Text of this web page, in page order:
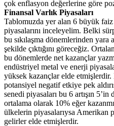
çok enflasyon değerlerine göre
Finansal Varlık Piyasaları
Tablomuzda yer alan 6 büyük faiz
piyasalarını inceleyelim. Belki
bu sıkılaşma dönemlerinden
şekilde çıktığını göreceğiz.
bu dönemlerde net kazançlar
endüstriyel metal ve enerji
yüksek kazançlar elde etmişlerdir.
potansiyel negatif etkiye pek
senedi piyasaları bu 6 artışın 5’in
ortalama olarak 10% eğer
ülkelerin piyasalarıysa Amerikan
gelirler elde etmişlerdir.